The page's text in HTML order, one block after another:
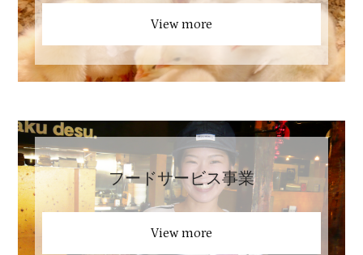
View more
フードサービス事業
View more